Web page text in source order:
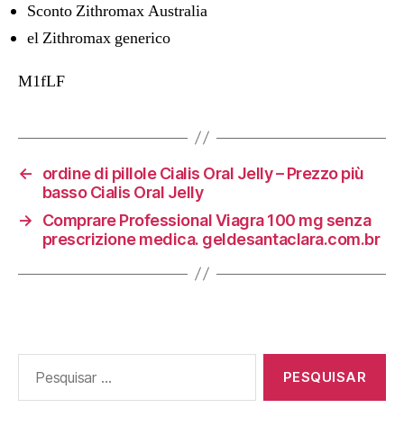
Sconto Zithromax Australia
el Zithromax generico
M1fLF
←
ordine di pillole Cialis Oral Jelly – Prezzo più
basso Cialis Oral Jelly
→
Comprare Professional Viagra 100 mg senza
prescrizione medica. geldesantaclara.com.br
por: